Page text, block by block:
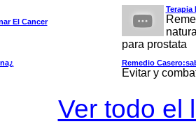
El Cancer
Terapia
para prostata
Remedio
Evitar y
Ver todo el